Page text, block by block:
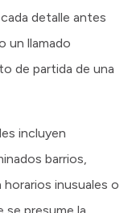
detalle antes
un llamado
de partida de una
incluyen
barrios,
inusuales o
se presume la